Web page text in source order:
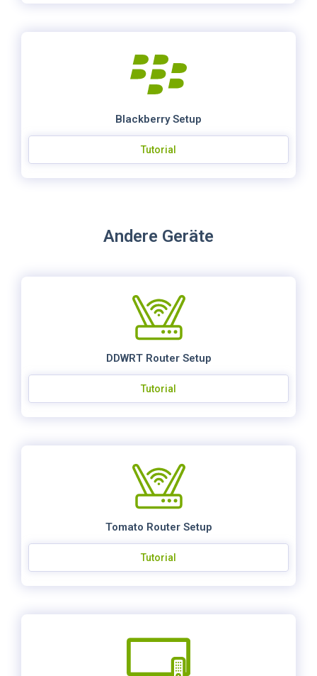
Blackberry Setup
Tutorial
Andere Geräte
DDWRT Router Setup
Tutorial
Tomato Router Setup
Tutorial